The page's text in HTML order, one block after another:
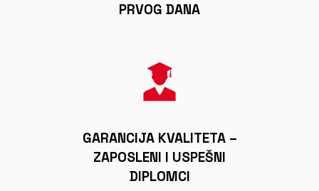
PRVOG DANA
GARANCIJA KVALITETA –
ZAPOSLENI I USPEŠNI
DIPLOMCI